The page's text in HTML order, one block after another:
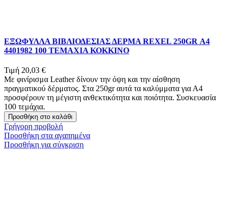
ΕΞΩΦΥΛΛΑ ΒΙΒΛΙΟΔΕΣΙΑΣ ΔΕΡΜΑ REXEL 250GR Α4
4401982 100 ΤΕΜΑΧΙΑ ΚΟΚΚΙΝΟ
Τιμή 20,03 €
Με φινίρισμα Leather δίνουν την όψη και την αίσθηση
πραγματικού δέρματος. Στα 250gr αυτά τα καλύμματα για Α4
προσφέρουν τη μέγιστη ανθεκτικότητα και ποιότητα. Συσκευασία
100 τεμάχια.
Προσθήκη στο καλάθι
Γρήγορη προβολή
Προσθήκη στα αγαπημένα
Προσθήκη για σύγκριση